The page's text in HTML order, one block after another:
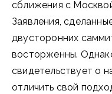
сближения с
Заявления,
двусторонних
восторженны.
свидетельствует о
отличить свой